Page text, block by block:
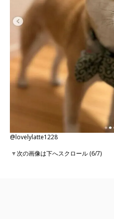
@lovelylatte1228
▼次の画像は下へスクロール (6/7)